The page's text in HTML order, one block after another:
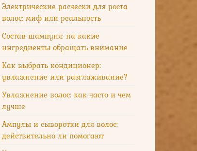
Электрические расчески для роста
волос: миф или реальность
Состав шампуня: на какие
ингредиенты обращать внимание
Как выбрать кондиционер:
увлажнение или разглаживание?
Увлажнение волос: как часто и чем
лучше
Ампулы и сыворотки для волос:
действительно ли помогают